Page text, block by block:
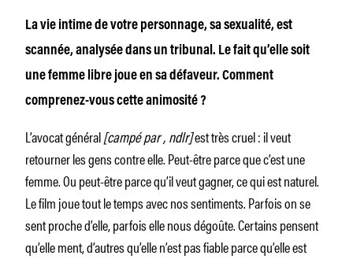
La vie intime de votre personnage, sa sexualité, est
scannée, analysée dans un tribunal. Le fait qu’elle soit
une femme libre joue en sa défaveur. Comment
comprenez-vous cette animosité ?
L’avocat général[campé par , ndlr]est très cruel : il veut
retourner les gens contre elle. Peut-être parce que c’est une
femme. Ou peut-être parce qu’il veut gagner, ce qui est naturel.
Le film joue tout le temps avec nos sentiments. Parfois on se
sent proche d’elle, parfois elle nous dégoûte. Certains pensent
qu’elle ment, d’autres qu’elle n’est pas fiable parce qu’elle est